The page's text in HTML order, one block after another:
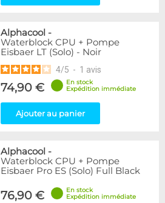
Alphacool -
Waterblock CPU + Pompe
Eisbaer LT (Solo) - Noir
4/5 - 1 avis
74,90 €
En stock
Expédition immédiate
Ajouter au panier
Alphacool -
Waterblock CPU + Pompe
Eisbaer Pro ES (Solo) Full Black
76,90 €
En stock
Expédition immédiate